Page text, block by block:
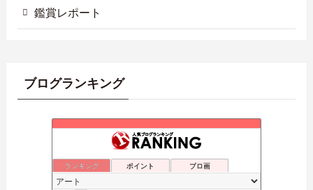
鑑賞レポート
ブログランキング
ランキング ポイント ブロ画
気が向くままに
忘郷クオリア
863位 貴方のパワースポット化をお手伝い
864位